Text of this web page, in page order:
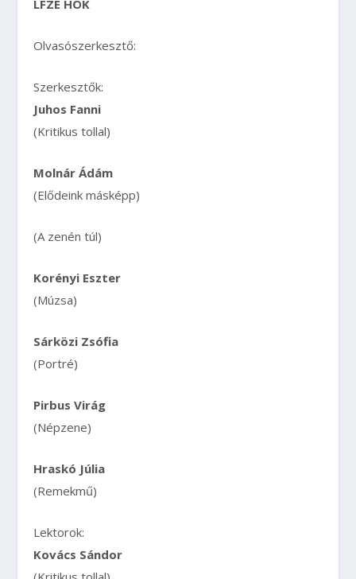
LFZE HÖK
Olvasószerkesztő:
Szerkesztők:
Juhos Fanni
(Kritikus tollal)
Molnár Ádám
(Elődeink másképp)
(A zenén túl)
Korényi Eszter
(Múzsa)
Sárközi Zsófia
(Portré)
Pirbus Virág
(Népzene)
Hraskó Júlia
(Remekmű)
Lektorok:
Kovács Sándor